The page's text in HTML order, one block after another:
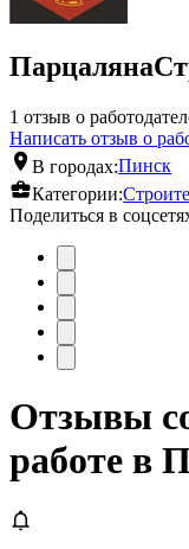
1 отзыв о
Написать отзыв о
В городах:Пинск
Категории:
Поделиться в
Отзывы
работе в